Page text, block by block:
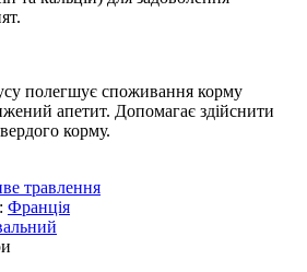
полегшує споживання корму
апетит. Допомагає здійснити
корму.
травлення
Франція